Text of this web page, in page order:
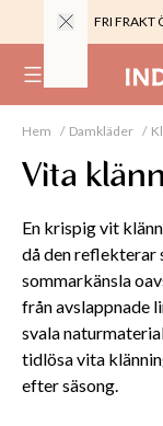
FRI FRAKT
PANTS
Hem Damkläder
Vita
En krispig vit
då den reflekterar
sommarkänsla
från avslappnade
svala
tidlösa vita
efter säsong.